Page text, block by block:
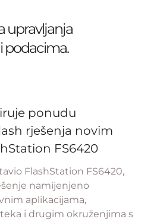
upravljanja
ponudu
rješenja novim
FS6420
FlashStation FS6420,
namijenjeno
aplikacijama,
i drugim okruženjima s